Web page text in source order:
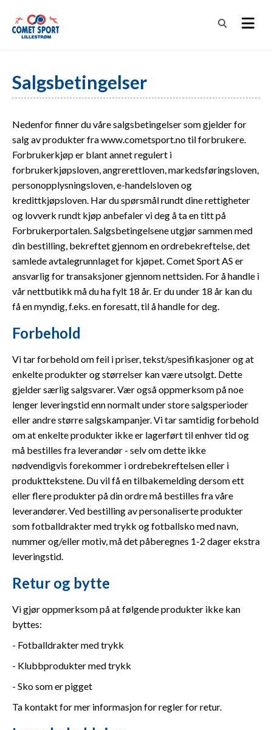
Salgsbetingelser
Nedenfor finner du våre salgsbetingelser som gjelder for
salg av produkter fra www.cometsport.no til forbrukere.
Forbrukerkjøp er blant annet regulert i
forbrukerkjøpsloven, angrerettloven, markedsføringsloven,
personopplysningsloven, e-handelsloven og
kredittkjøpsloven. Har du spørsmål rundt dine rettigheter
og lovverk rundt kjøp anbefaler vi deg å ta en titt på
Forbrukerportalen. Salgsbetingelsene utgjør sammen med
din bestilling, bekreftet gjennom en ordrebekreftelse, det
samlede avtalegrunnlaget for kjøpet. Comet Sport AS er
ansvarlig for transaksjoner gjennom nettsiden. For å handle i
vår nettbutikk må du ha fylt 18 år. Er du under 18 år kan du
få en myndig, f.eks. en foresatt, til å handle for deg.
Forbehold
Vi tar forbehold om feil i priser, tekst/spesifikasjoner og at
enkelte produkter og størrelser kan være utsolgt. Dette
gjelder særlig salgsvarer. Vær også oppmerksom på noe
lenger leveringstid enn normalt under store salgsperioder
eller andre større salgskampanjer. Vi tar samtidig forbehold
om at enkelte produkter ikke er lagerført til enhver tid og
må bestilles fra leverandør - selv om dette ikke
nødvendigvis forekommer i ordrebekreftelsen eller i
produkttekstene. Du vil få en tilbakemelding dersom ett
eller flere produkter på din ordre må bestilles fra våre
leverandører. Ved bestilling av personaliserte produkter
som fotballdrakter med trykk og fotballsko med navn,
nummer og/eller motiv, må det påberegnes 1-2 dager ekstra
leveringstid.
Retur og bytte
Vi gjør oppmerksom på at følgende produkter ikke kan
byttes:
- Fotballdrakter med trykk
- Klubbprodukter med trykk
- Sko som er pigget
Ta kontakt for mer informasjon for regler for retur.